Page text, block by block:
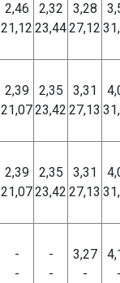
2,46
21,12
2,32
23,44
3,28
27,12
2,39
21,07
2,35
23,42
3,31
27,13
2,39
21,07
2,35
23,42
3,31
27,13
-
-
-
-
3,27
-